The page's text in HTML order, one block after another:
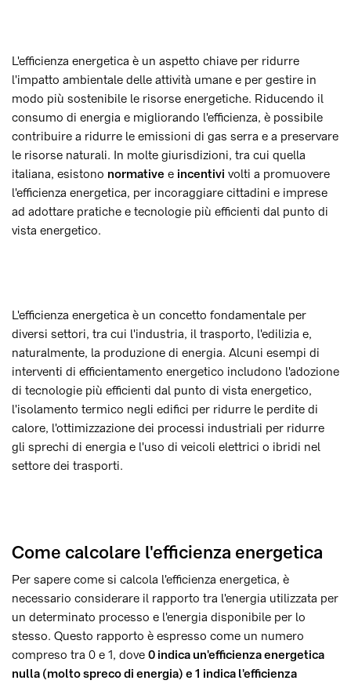
L'efficienza energetica è un aspetto chiave per ridurre
l'impatto ambientale delle attività umane e per gestire in
modo più sostenibile le risorse energetiche. Riducendo il
consumo di energia e migliorando l'efficienza, è possibile
contribuire a ridurre le emissioni di gas serra e a preservare
le risorse naturali. In molte giurisdizioni, tra cui quella
italiana, esistono normative e incentivi volti a promuovere
l'efficienza energetica, per incoraggiare cittadini e imprese
ad adottare pratiche e tecnologie più efficienti dal punto di
vista energetico.
L'efficienza energetica è un concetto fondamentale per
diversi settori, tra cui l'industria, il trasporto, l'edilizia e,
naturalmente, la produzione di energia. Alcuni esempi di
interventi di efficientamento energetico includono l'adozione
di tecnologie più efficienti dal punto di vista energetico,
l'isolamento termico negli edifici per ridurre le perdite di
calore, l'ottimizzazione dei processi industriali per ridurre
gli sprechi di energia e l'uso di veicoli elettrici o ibridi nel
settore dei trasporti.
Come calcolare l'efficienza energetica
Per sapere come si calcola l'efficienza energetica, è
necessario considerare il rapporto tra l'energia utilizzata per
un determinato processo e l'energia disponibile per lo
stesso. Questo rapporto è espresso come un numero
compreso tra 0 e 1, dove 0 indica un'efficienza energetica
nulla (molto spreco di energia) e 1 indica l'efficienza